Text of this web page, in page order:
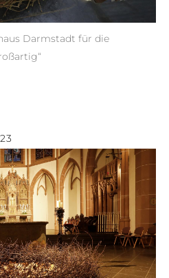
Darmstadt für die